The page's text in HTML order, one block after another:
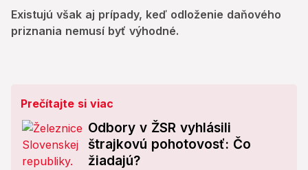
Existujú však aj prípady, keď odloženie daňového
priznania nemusí byť výhodné.
Prečítajte si viac
Odbory v ŽSR vyhlásili
štrajkovú pohotovosť: Čo
žiadajú?